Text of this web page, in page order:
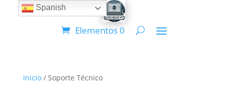
Elementos 0
Inicio/ Soporte Técnico
Spanish